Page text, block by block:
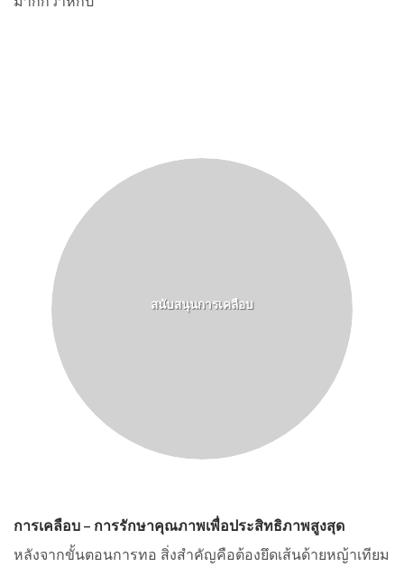
การเคลือบ – การรักษาคุณภาพเพื่อประสิทธิภาพสูงสุด
หลังจากขั้นตอนการทอ สิ่งสำคัญคือต้องยึดเส้นด้ายหญ้าเทียม
สนับสนุนการเคลือบ